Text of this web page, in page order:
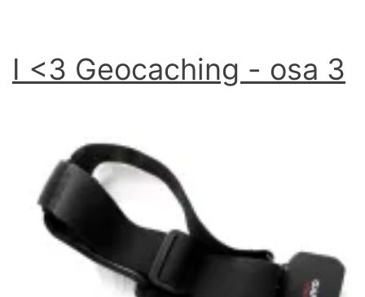
I <3 Geocaching - osa 3